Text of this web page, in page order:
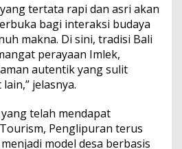
tertata rapi dan asri akan
bagi interaksi budaya
makna. Di sini, tradisi Bali
perayaan Imlek,
autentik yang sulit
jelasnya.
telah mendapat
Penglipuran terus
model desa berbasis